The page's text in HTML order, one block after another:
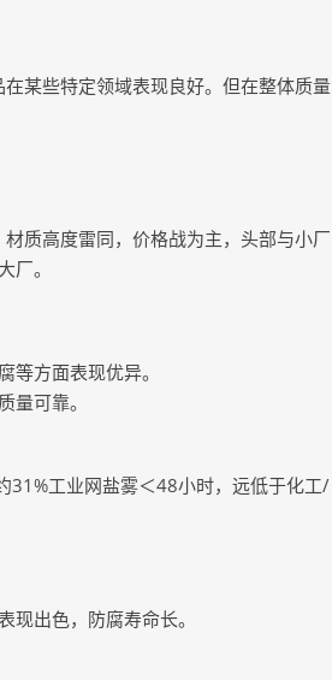
某些特定领域表现良好。但在整体质量
质高度雷同，价格战为主，头部与小厂
厂。
等方面表现优异。
量可靠。
31%工业网盐雾＜48小时，远低于化工/
现出色，防腐寿命长。